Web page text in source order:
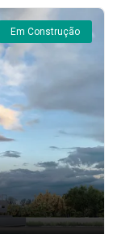
Em Construção